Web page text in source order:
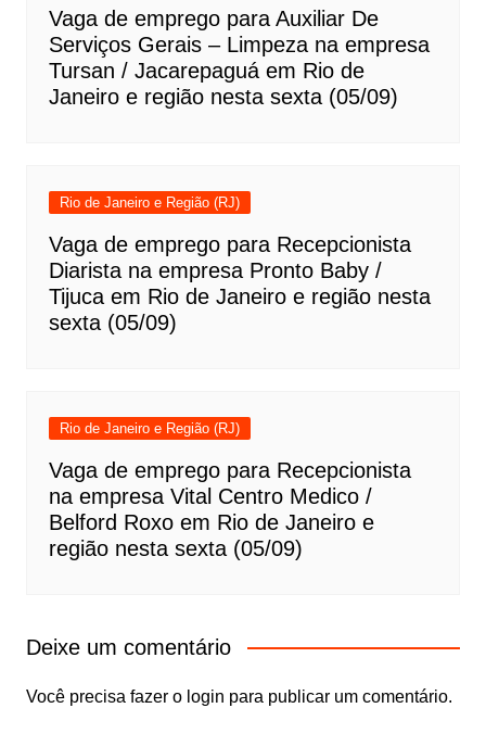
Vaga de emprego para Auxiliar De
Serviços Gerais – Limpeza na empresa
Tursan / Jacarepaguá em Rio de
Janeiro e região nesta sexta (05/09)
Rio de Janeiro e Região (RJ)
Vaga de emprego para Recepcionista
Diarista na empresa Pronto Baby /
Tijuca em Rio de Janeiro e região nesta
sexta (05/09)
Rio de Janeiro e Região (RJ)
Vaga de emprego para Recepcionista
na empresa Vital Centro Medico /
Belford Roxo em Rio de Janeiro e
região nesta sexta (05/09)
Deixe um comentário
Você precisa fazer o login para publicar um comentário.